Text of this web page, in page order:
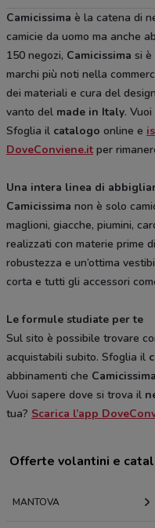
Camicissima è la catena di
camicie da uomo ma anche
150 negozi, Camicissima si è
marchi più noti nella
dei materiali e cura del
vanto del made in Italy.
Sfoglia il catalogo online e
DoveConviene.it per
Una intera linea di
Camicissima non è solo
maglioni, giacche, piumini,
realizzati con materie prime
robustezza e un’ottima
corta e tutti gli accessori
Le formule studiate per te
Sul sito è possibile trovare
acquistabili subito. Sfoglia il
abbinamenti che Camicissima
Vuoi sapere dove si trova il
tua? Scarica l’app
Offerte volantini e
MANTOVA